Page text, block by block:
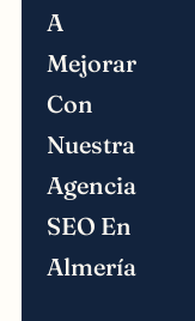
A
Mejorar
Con
Nuestra
Agencia
SEO En
Almería